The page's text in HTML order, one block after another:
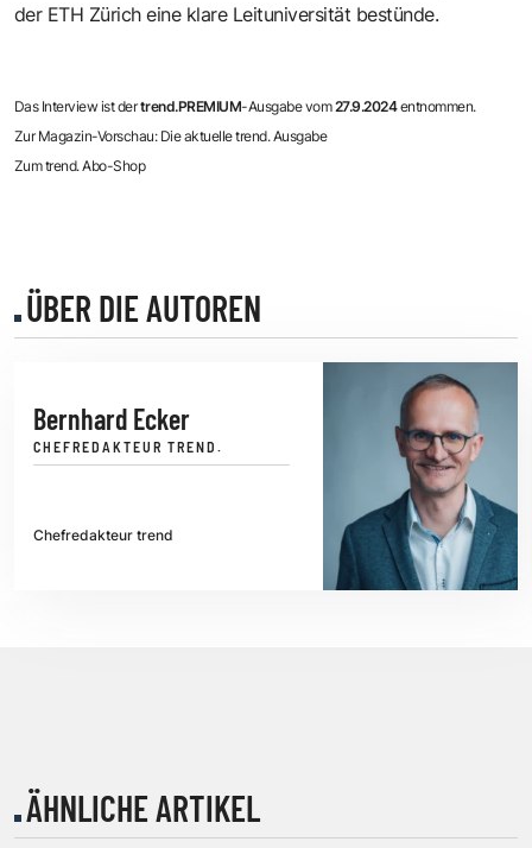
der ETH Zürich eine klare Leituniversität bestünde.
Das Interview ist dertrend.PREMIUM-Ausgabe vom27.9.2024entnommen.
Zur Magazin-Vorschau: Die aktuelle trend. Ausgabe
Zum trend. Abo-Shop
ÜBER DIE AUTOREN
Bernhard Ecker
CHEFREDAKTEUR TREND.
Chefredakteur trend
ÄHNLICHE ARTIKEL